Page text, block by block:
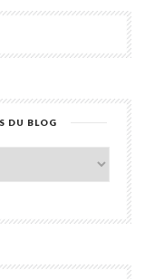
DU BLOG
blog